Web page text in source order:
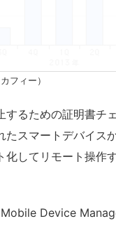
フィー）
るための証明書チ
スマートデバイス
してリモート操作
Device